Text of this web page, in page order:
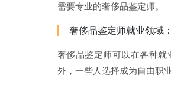
需要专业的奢侈品鉴定师。
奢侈品鉴定师就业领域：
奢侈品鉴定师可以在各种
外，一些人选择成为自由职